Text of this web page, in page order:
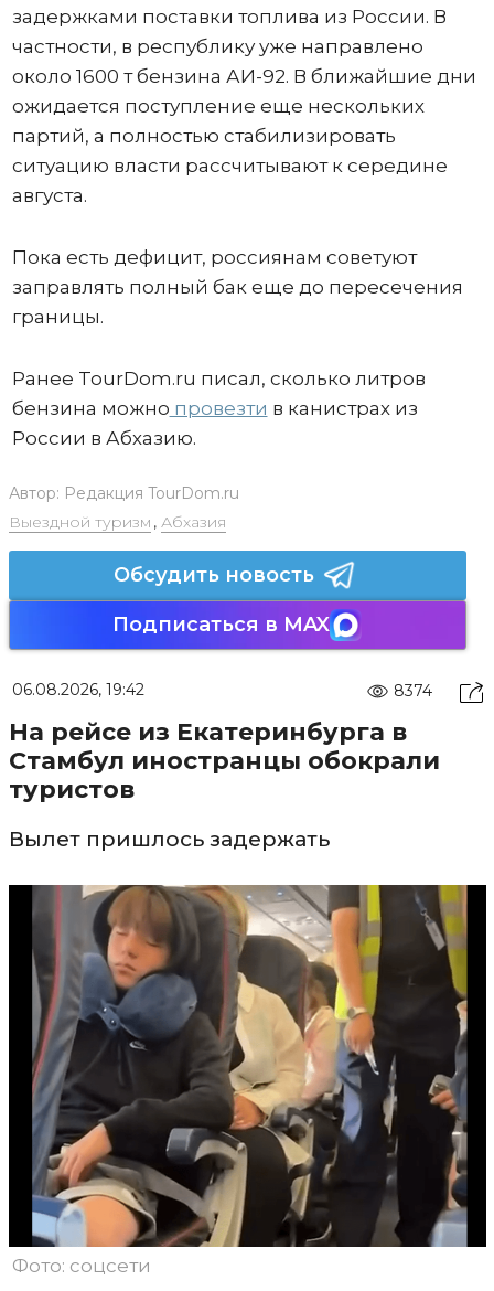
задержками поставки топлива из России. В
частности, в республику уже направлено
около 1600 т бензина АИ-92. В ближайшие дни
ожидается поступление еще нескольких
партий, а полностью стабилизировать
ситуацию власти рассчитывают к середине
августа.
Пока есть дефицит, россиянам советуют
заправлять полный бак еще до пересечения
границы.
Ранее TourDom.ru писал, сколько литров
бензина можно провезти в канистрах из
России в Абхазию.
Автор: Редакция TourDom.ru
Выездной туризм , Абхазия
Обсудить новость
Подписаться в MAX
06.08.2026, 19:42 8374
На рейсе из Екатеринбурга в
Стамбул иностранцы обокрали
туристов
Вылет пришлось задержать
Фото: соцсети